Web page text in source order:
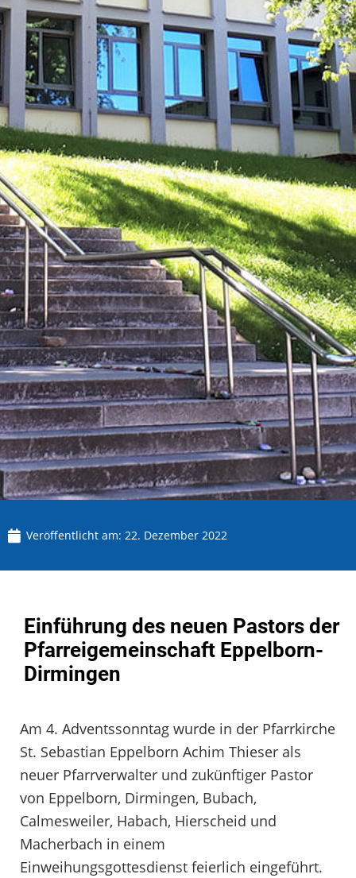
Veröffentlicht am: 22. Dezember 2022
Einführung des neuen Pastors der
Pfarreigemeinschaft Eppelborn-
Dirmingen
Am 4. Adventssonntag wurde in der Pfarrkirche
St. Sebastian Eppelborn Achim Thieser als
neuer Pfarrverwalter und zukünftiger Pastor
von Eppelborn, Dirmingen, Bubach,
Calmesweiler, Habach, Hierscheid und
Macherbach in einem
Einweihungsgottesdienst feierlich eingeführt.